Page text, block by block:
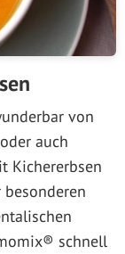
von
auch
Kichererbsen
schnell